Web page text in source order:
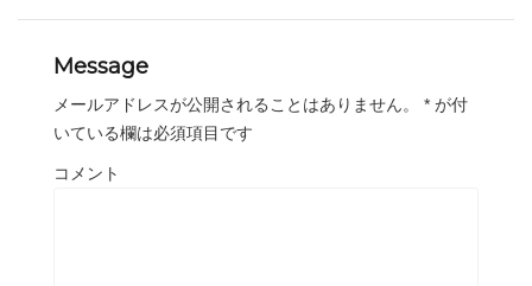
Message
メールアドレスが公開されることはありません。 * が付
いている欄は必須項目です
コメント